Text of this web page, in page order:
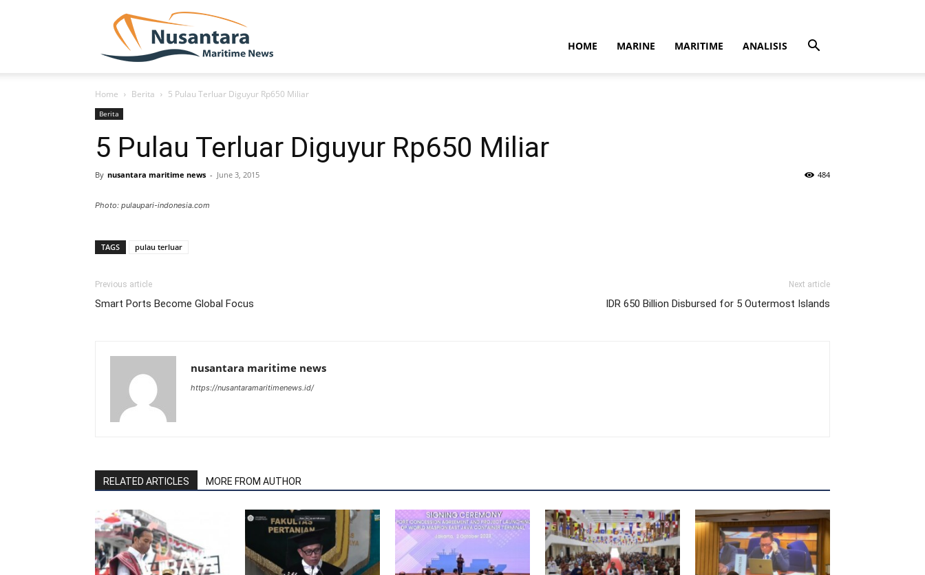
HOME MARINE MARITIME ANALISIS
Home Berita 5 Pulau Terluar Diguyur Rp650 Miliar
Berita
5 Pulau Terluar Diguyur Rp650 Miliar
By nusantara maritime news - June 3, 2015 484
Photo: pulaupari-indonesia.com
TAGS pulau terluar
Previous article
Smart Ports Become Global Focus
Next article
IDR 650 Billion Disbursed for 5 Outermost Islands
nusantara maritime news
https://nusantaramaritimenews.id/
RELATED ARTICLES MORE FROM AUTHOR